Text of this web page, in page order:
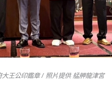
大王公印鑑章 / 照片提供 艋舺龍津宮